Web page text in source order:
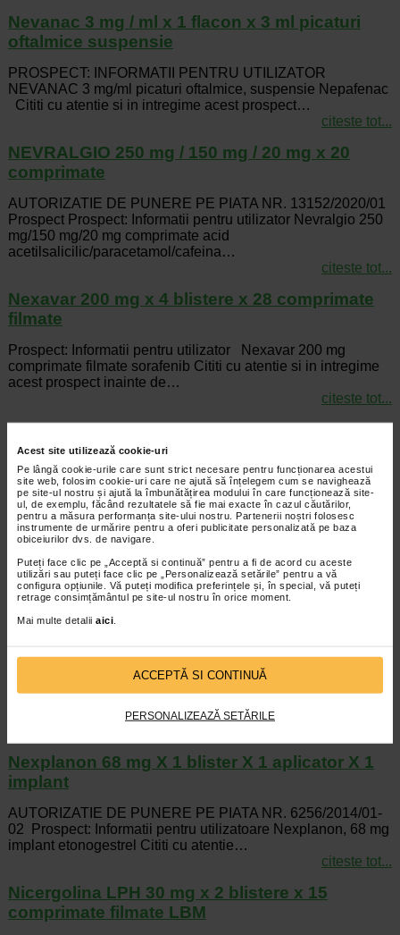
Acest site utilizează cookie-uri
Pe lângă cookie-urile care sunt strict necesare pentru funcționarea acestui
site web, folosim cookie-uri care ne ajută să înțelegem cum se navighează
pe site-ul nostru și ajută la îmbunătățirea modului în care funcționează site-
ul, de exemplu, făcând rezultatele să fie mai exacte în cazul căutărilor,
pentru a măsura performanța site-ului nostru. Partenerii noștri folosesc
instrumente de urmărire pentru a oferi publicitate personalizată pe baza
obiceiurilor dvs. de navigare.
Puteți face clic pe „Acceptă si continuă” pentru a fi de acord cu aceste
utilizări sau puteți face clic pe „Personalizează setările” pentru a vă
configura opțiunile. Vă puteți modifica preferințele și, în special, vă puteți
retrage consimțământul pe site-ul nostru în orice moment.
Mai multe detalii aici
ACCEPTĂ SI CONTINUĂ
PERSONALIZEAZĂ SETĂRILE
Nevanac 3 mg / ml x 1 flacon x 3 ml picaturi
oftalmice suspensie
PROSPECT: INFORMATII PENTRU UTILIZATOR
NEVANAC 3 mg/ml picaturi oftalmice, suspensie Nepafenac
Cititi cu atentie si in intregime acest prospect…
citeste tot...
NEVRALGIO 250 mg / 150 mg / 20 mg x 20
comprimate
AUTORIZATIE DE PUNERE PE PIATA NR. 13152/2020/01
Prospect Prospect: Informatii pentru utilizator Nevralgio 250
mg/150 mg/20 mg comprimate acid
acetilsalicilic/paracetamol/cafeina…
citeste tot...
Nexavar 200 mg x 4 blistere x 28 comprimate
filmate
Prospect: Informatii pentru utilizator Nexavar 200 mg
comprimate filmate sorafenib Cititi cu atentie si in intregime
acest prospect inainte de…
citeste tot...
Nexium 20 mg x 14 comprimate filmate
02 Anexa 1 8424/2015/01 Prospect: Informatii pentru
utilizator Nexium 20 mg…
citeste tot...
Nexium 40 mg x 14 comprimate filmate
Prospect: Informatii pentru utilizator Nexium 20 mg
comprimate gastrorezistente Nexium 40 mg comprimate
gastrorezistente Esomeprazol Cititi…
Nexium granule 10 mg x 28 plicuri
Cititi cu atentie si in intregime acest prospect inainte de a
incepe sa luati acest medicament. Pastrati acest prospect. S-
ar putea sa fie necesar sa-l…
Nexplanon 68 mg X 1 blister X 1 aplicator X 1
implant
AUTORIZATIE DE PUNERE PE PIATA NR. 6256/2014/01-
02 Prospect: Informatii pentru utilizatoare Nexplanon, 68 mg
implant etonogestrel Cititi cu atentie…
citeste tot...
Nicergolina LPH 30 mg x 2 blistere x 15
comprimate filmate LBM